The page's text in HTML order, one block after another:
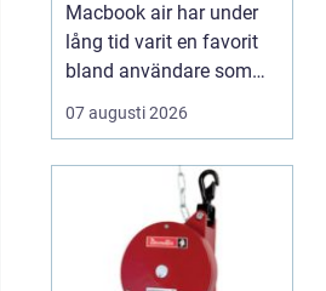
Macbook air har under
lång tid varit en favorit
bland användare som
vill ha en lätt, smidig och
ändå kraftfull dator för
generationen har apple
tagit steget ännu längre
med sina
07 augusti 2026